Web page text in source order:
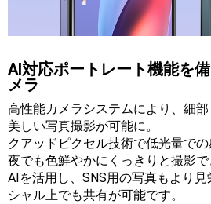
AI対応ポートレート機能を
メラ
高性能カメラシステムにより、細
美しい写真撮影が可能に。
クアッドピクセル技術で低光量で
夜でも色鮮やかにくっきりと撮影で
AIを活用し、SNS用の写真もより
シャル上でも共有が可能です。